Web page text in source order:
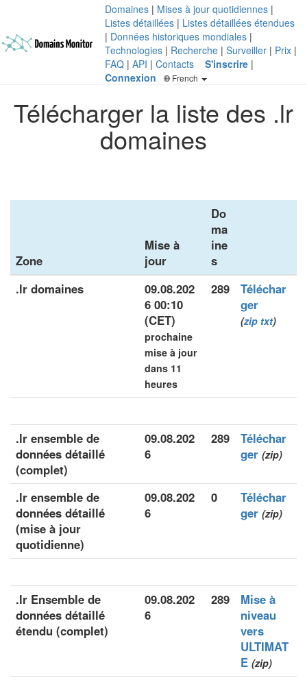
Domaines | Mises à jour quotidiennes |
Listes détaillées | Listes détaillées étendues
| Données historiques mondiales |
Technologies | Recherche | Surveiller | Prix |
FAQ | API | Contacts S'inscrire |
Connexion
French
Télécharger la liste des .lr
domaines
Zone
Mise à
jour
Do
ma
ine
s
.lr domaines
09.08.202
6 00:10
(CET)
prochaine
mise à jour
dans 11
heures
289
Téléchar
ger
(zip txt)
.lr ensemble de
données détaillé
(complet)
09.08.202
6
289
Téléchar
ger (zip)
.lr ensemble de
données détaillé
(mise à jour
quotidienne)
09.08.202
6
0
Téléchar
ger (zip)
.lr Ensemble de
données détaillé
étendu (complet)
09.08.202
6
289
Mise à
niveau
vers
ULTIMAT
E (zip)